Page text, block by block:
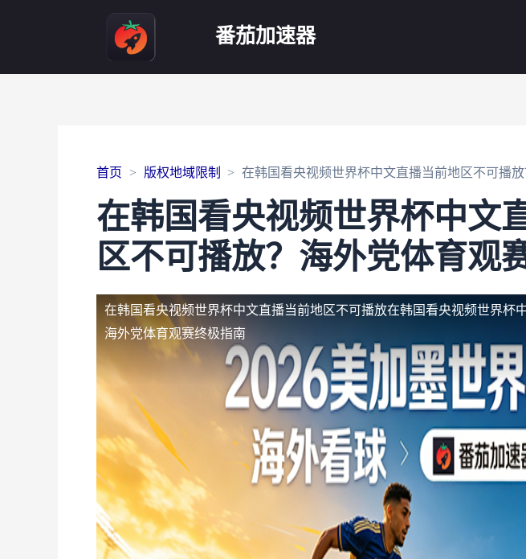
番茄加速器
首页 版权地域限制 在韩国看央视频世界杯中文直播当前地区不可播
在韩国看央视频世界杯中文
区不可播放？海外党体育观
在韩国看央视频世界杯中文直播当前地区不可播放在韩国看央视频世界杯
海外党体育观赛终极指南